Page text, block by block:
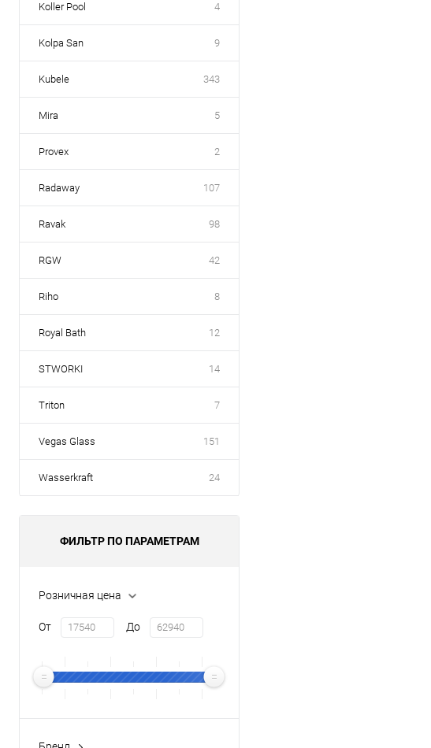
Koller Pool 4
Kolpa San 9
Kubele 343
Mira 5
Provex 2
Radaway 107
Ravak 98
RGW 42
Riho 8
Royal Bath 12
STWORKI 14
Triton 7
Vegas Glass 151
Wasserkraft 24
ФИЛЬТР ПО ПАРАМЕТРАМ
Розничная цена
От До